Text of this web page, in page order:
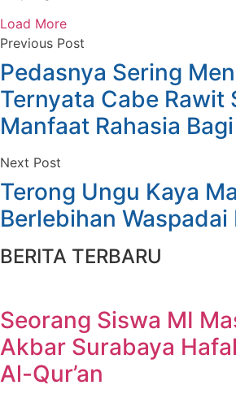
Load More
Previous Post
Pedasnya Sering
Ternyata Cabe Rawit
Manfaat Rahasia
Next Post
Terong Ungu Kaya
Berlebihan Waspadai
BERITA TERBARU
Seorang Siswa MI
Akbar Surabaya
Al-Qur’an